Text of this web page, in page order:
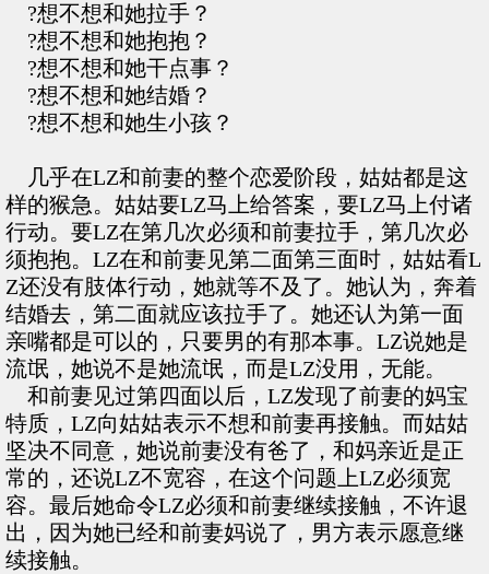
?想不想和她拉手？
?想不想和她抱抱？
?想不想和她干点事？
?想不想和她结婚？
?想不想和她生小孩？
几乎在LZ和前妻的整个恋爱阶段，姑姑都是这
样的猴急。姑姑要LZ马上给答案，要LZ马上付诸
行动。要LZ在第几次必须和前妻拉手，第几次必
须抱抱。LZ在和前妻见第二面第三面时，姑姑看L
Z还没有肢体行动，她就等不及了。她认为，奔着
结婚去，第二面就应该拉手了。她还认为第一面
亲嘴都是可以的，只要男的有那本事。LZ说她是
流氓，她说不是她流氓，而是LZ没用，无能。
和前妻见过第四面以后，LZ发现了前妻的妈宝
特质，LZ向姑姑表示不想和前妻再接触。而姑姑
坚决不同意，她说前妻没有爸了，和妈亲近是正
常的，还说LZ不宽容，在这个问题上LZ必须宽
容。最后她命令LZ必须和前妻继续接触，不许退
出，因为她已经和前妻妈说了，男方表示愿意继
续接触。